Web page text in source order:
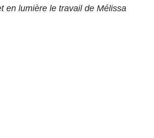
en lumière le travail de Mélissa